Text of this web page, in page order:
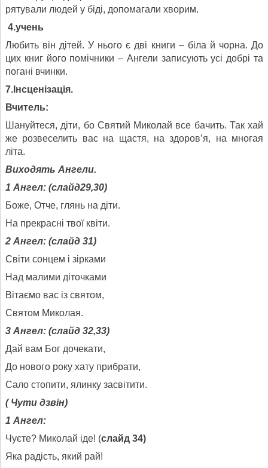
рятували людей у біді, допомагали хворим.
4.учень
Любить він дітей. У нього є дві книги – біла й чорна. До
цих книг його помічники – Ангели записують усі добрі та
погані вчинки.
7.Інсценізація.
Вчитель:
Шануйтеся, діти, бо Святий Миколай все бачить. Так хай
же розвеселить вас на щастя, на здоров’я, на многая
літа.
Виходять Ангели.
1 Ангел: (слайд29,30)
Боже, Отче, глянь на діти.
На прекрасні твої квіти.
2 Ангел: (слайд 31)
Світи сонцем і зірками
Над малими діточками
Вітаємо вас із святом,
Святом Миколая.
3 Ангел: (слайд 32,33)
Дай вам Бог дочекати,
До нового року хату прибрати,
Сало стопити, ялинку засвітити.
( Чути дзвін)
1 Ангел:
Чуєте? Миколай іде! (слайд 34)
Яка радість, який рай!